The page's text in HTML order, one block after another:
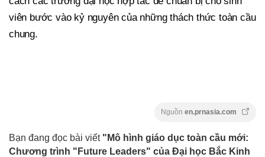
viên bước vào kỷ nguyên của những thách thức toàn cầu
chung.
Nguồn en.prnasia.com
Bạn đang đọc bài viết "Mô hình giáo dục toàn cầu mới:
Chương trình "Future Leaders" của Đại học Bắc Kinh